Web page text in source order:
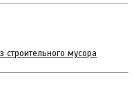
строительного мусора